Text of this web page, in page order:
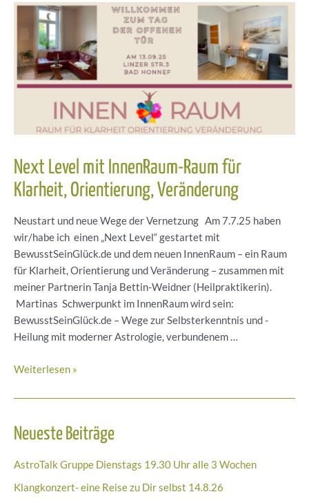
Next Level mit InnenRaum-Raum für
Klarheit, Orientierung, Veränderung
Neustart und neue Wege der Vernetzung Am 7.7.25 haben
wir/habe ich einen „Next Level“ gestartet mit
BewusstSeinGlück.de und dem neuen InnenRaum – ein Raum
für Klarheit, Orientierung und Veränderung – zusammen mit
meiner Partnerin Tanja Bettin-Weidner (Heilpraktikerin).
Martinas Schwerpunkt im InnenRaum wird sein:
BewusstSeinGlück.de – Wege zur Selbsterkenntnis und -
Heilung mit moderner Astrologie, verbundenem …
Next
mit
Raum
Klarheit,
Orientierung,
Weiterlesen »
Neueste Beiträge
AstroTalk Gruppe Dienstags 19.30 Uhr alle 3 Wochen
Klangkonzert- eine Reise zu Dir selbst 14.8.26